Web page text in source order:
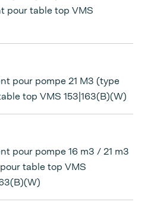
pour table top VMS
pour pompe 21 M3 (type
top VMS 153|163(B)(W)
pour pompe 16 m3 / 21 m3
table top VMS